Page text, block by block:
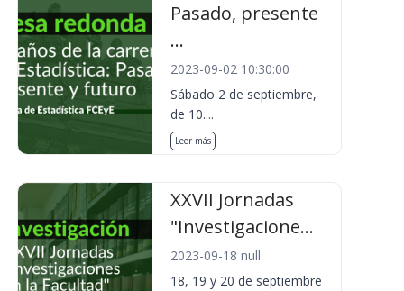
Pasado, presente
...
2023-09-02 10:30:00
Sábado 2 de septiembre,
de 10....
Leer más
XXVII Jornadas
"Investigacione...
2023-09-18 null
18, 19 y 20 de septiembre